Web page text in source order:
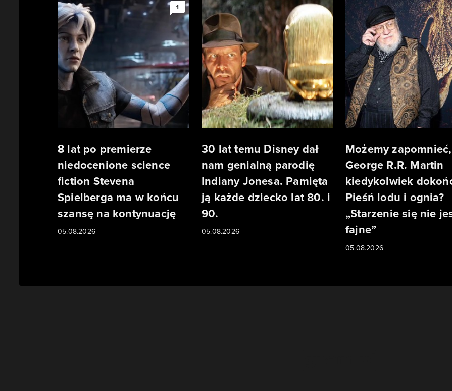
1
8 lat po premierze
niedocenione science
fiction Stevena
Spielberga ma w końcu
szansę na kontynuację
05.08.2026
30 lat temu Disney dał
nam genialną parodię
Indiany Jonesa. Pamięta
ją każde dziecko lat 80. i
90.
05.08.2026
Możemy
George R.R. Martin
kiedykolwiek
Pieśń lodu i ognia?
„Starzenie się nie
fajne”
05.08.2026